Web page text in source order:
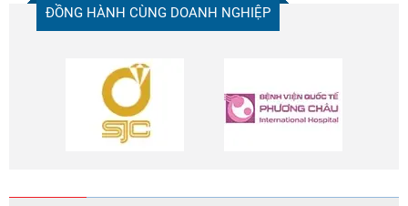
ĐỒNG HÀNH CÙNG DOANH NGHIỆP